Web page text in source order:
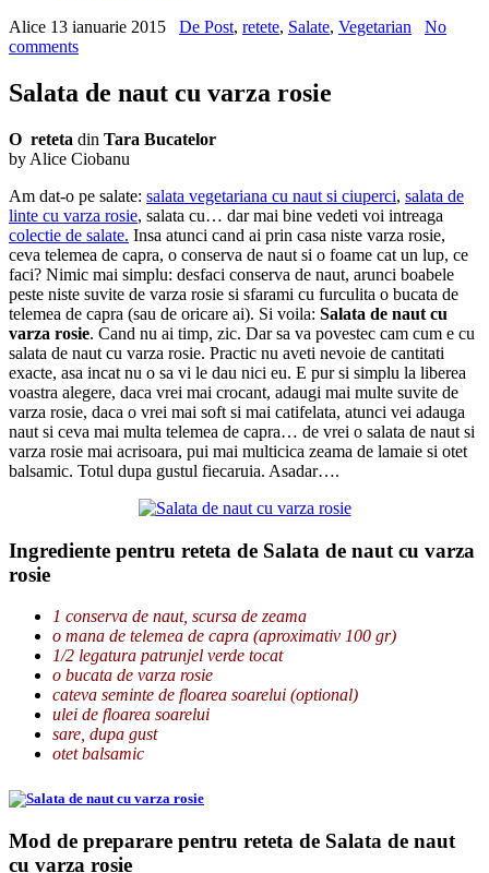
Alice 13 ianuarie 2015 De Post, retete, Salate, Vegetarian
No
comments
Salata de naut cu varza rosie
O reteta din Tara Bucatelor
by Alice Ciobanu
Am dat-o pe salate: salata vegetariana cu naut si ciuperci, salata de
linte cu varza rosie, salata cu… dar mai bine vedeti voi intreaga
colectie de salate. Insa atunci cand ai prin casa niste varza rosie,
ceva telemea de capra, o conserva de naut si o foame cat un lup, ce
faci? Nimic mai simplu: desfaci conserva de naut, arunci boabele
peste niste suvite de varza rosie si sfarami cu furculita o bucata de
telemea de capra (sau de oricare ai). Si voila: Salata de naut cu
varza rosie. Cand nu ai timp, zic. Dar sa va povestec cam cum e cu
salata de naut cu varza rosie. Practic nu aveti nevoie de cantitati
exacte, asa incat nu o sa vi le dau nici eu. E pur si simplu la liberea
voastra alegere, daca vrei mai crocant, adaugi mai multe suvite de
varza rosie, daca o vrei mai soft si mai catifelata, atunci vei adauga
naut si ceva mai multa telemea de capra… de vrei o salata de naut si
varza rosie mai acrisoara, pui mai multicica zeama de lamaie si otet
balsamic. Totul dupa gustul fiecaruia. Asadar….
Ingrediente pentru reteta de Salata de naut cu varza
rosie
1 conserva de naut, scursa de zeama
o mana de telemea de capra (aproximativ 100 gr)
1/2 legatura patrunjel verde tocat
o bucata de varza rosie
cateva seminte de floarea soarelui (optional)
ulei de floarea soarelui
sare, dupa gust
otet balsamic
Mod de preparare pentru reteta de Salata de naut
cu varza rosie